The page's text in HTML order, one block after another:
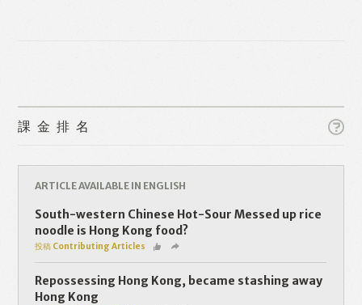
Like Facebook Twitter Line
WhatsApp Email
課金排名
ARTICLE AVAILABLE IN ENGLISH
South-western Chinese Hot-Sour Messed up rice
noodle is Hong Kong food?
投稿 Contributing Articles
Repossessing Hong Kong, became stashing away
Hong Kong